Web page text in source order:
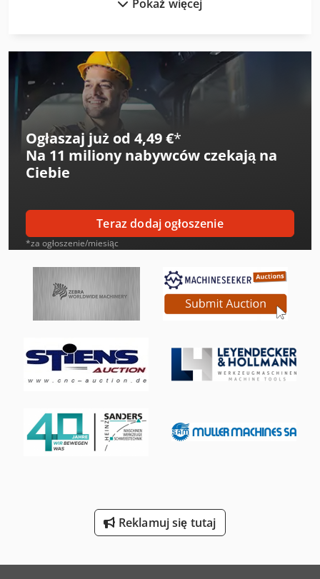
Fischer & Krecke Maszyny Do Worków
Fischer & Krecke Prasy Do Druku Fleksograficznego
Flott Bsm 75
Flott Bsm 75 A
Graule As 450
Heidenreich & Harbeck Strugarki Poprzeczne Do Przekładni Zębatych
Heidenreich & Harbeck Wytaczarki Do Otworów Głębokich
Ingersoll Rand Sprężarki
Ingersoll Sprężarki
Mercedes-Benz Sprinter
Mercedes-Benz Sprinter 300
Mercedes-Benz Sprinter 500
Mercedes-Benz V
Sperr & Lechner Maszyny Do Cięcia
Werner & Pfleiderer Kontenery
Pokaż więcej
Ogłaszaj już od 4,49 €*
Na 11 miliony nabywców czekają na
Ciebie
Teraz dodaj ogłoszenie
*za ogłoszenie/miesiąc
Reklamuj się tutaj